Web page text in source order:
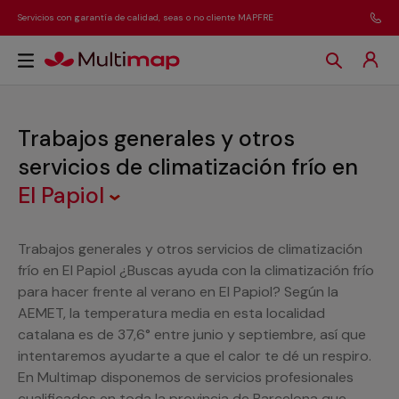
Servicios con garantía de calidad, seas o no cliente MAPFRE
Trabajos generales y otros
servicios de climatización frío en
El Papiol
Trabajos generales y otros servicios de climatización
frío en El Papiol ¿Buscas ayuda con la climatización frío
para hacer frente al verano en El Papiol? Según la
AEMET, la temperatura media en esta localidad
catalana es de 37,6° entre junio y septiembre, así que
intentaremos ayudarte a que el calor te dé un respiro.
En Multimap disponemos de servicios profesionales